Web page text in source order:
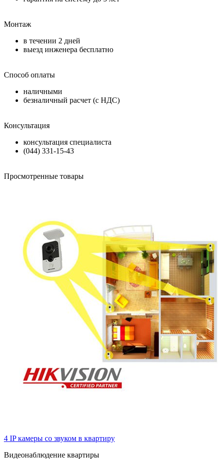
Монтаж
в течении 2 дней
выезд инженера бесплатно
Способ оплаты
наличными
безналичный расчет (с НДС)
Консультация
консультация специалиста
(044) 331-15-43
Просмотренные товары
4 IP камеры со звуком в квартиру
Видеонаблюдение квартиры